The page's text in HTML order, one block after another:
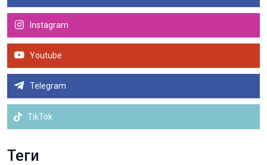
Instagram
Youtube
Telegram
TikTok
Теги